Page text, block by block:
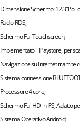
Dimensione Schermo:
Radio RDS;
Schermo Full Touchscreen;
Implementato il Playstore, per
Navigazione su Internet tramite
Sistema connessione
Processore 4 core;
Schermo Full HD in IPS, Adatto
Sistema Operativo Android;